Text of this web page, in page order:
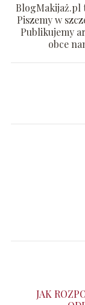
BlogMakijaż.pl
Piszemy w
Publikujemy
obce
JAK